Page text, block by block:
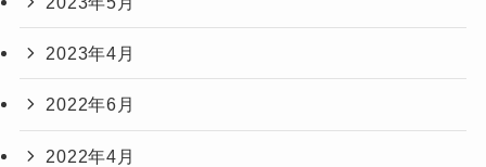
2023年4月
2022年6月
2022年4月